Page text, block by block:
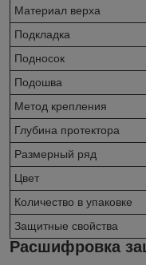
Материал верха
Подкладка
Подносок
Подошва
Метод крепления
Глубина протектора
Размерный ряд
Цвет
Количество в упаковке
Защитные свойства
Расшифровка